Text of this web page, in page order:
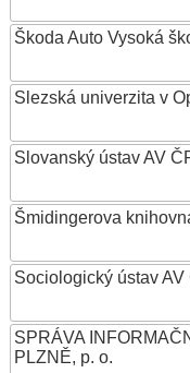
Škoda Auto Vysoká
Slezská univerzita v
Slovanský ústav AV
Šmidingerova
Sociologický ústav AV
SPRÁVA
PLZNĚ, p. o.